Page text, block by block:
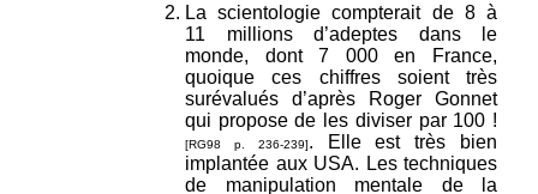
La scientologie compterait de 8 à
11 millions d’adeptes dans le
monde, dont 7 000 en France,
quoique ces chiffres soient très
surévalués d’après Roger Gonnet
qui propose de les diviser par 100 !
[RG98 p. 236-239]. Elle est très bien
implantée aux USA. Les techniques
de manipulation mentale de la